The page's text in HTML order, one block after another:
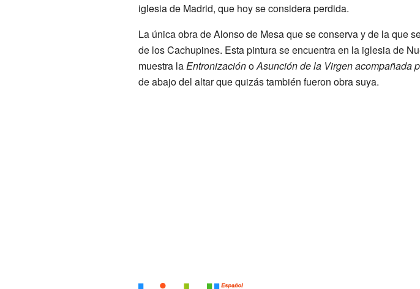
iglesia de Madrid, que hoy se considera perdida.
La única obra de Alonso de Mesa que se conserva y de la que
de los Cachupines. Esta pintura se encuentra en la iglesia de
muestra laEntronizaciónoAsunción de la Virgen acompañada
de abajo del altar que quizás también fueron obra suya.